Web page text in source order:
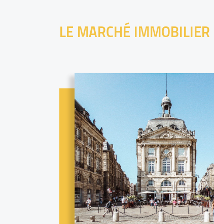
LE MARCHÉ IMMOBILIER